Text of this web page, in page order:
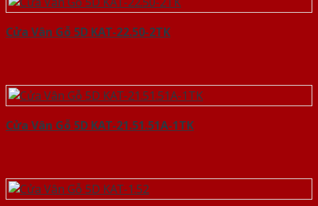
Cửa Vân Gỗ 5D KAT-22.50-2TK
Cửa Vân Gỗ 5D KAT-21.51.51A-1TK